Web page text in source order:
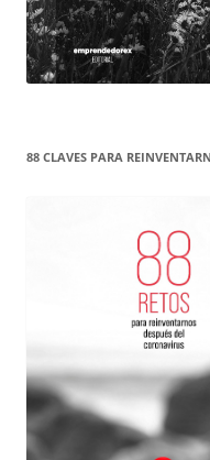
88 CLAVES PARA